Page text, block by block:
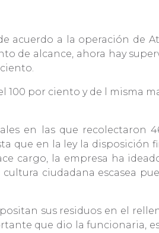
acuerdo a la operación de
de alcance, ahora hay
100 por ciento y de l misma
en las que recolectaron
que en la ley la disposición
cargo, la empresa ha
ciudadana escasea
sus residuos en el
que dio la funcionaria, es